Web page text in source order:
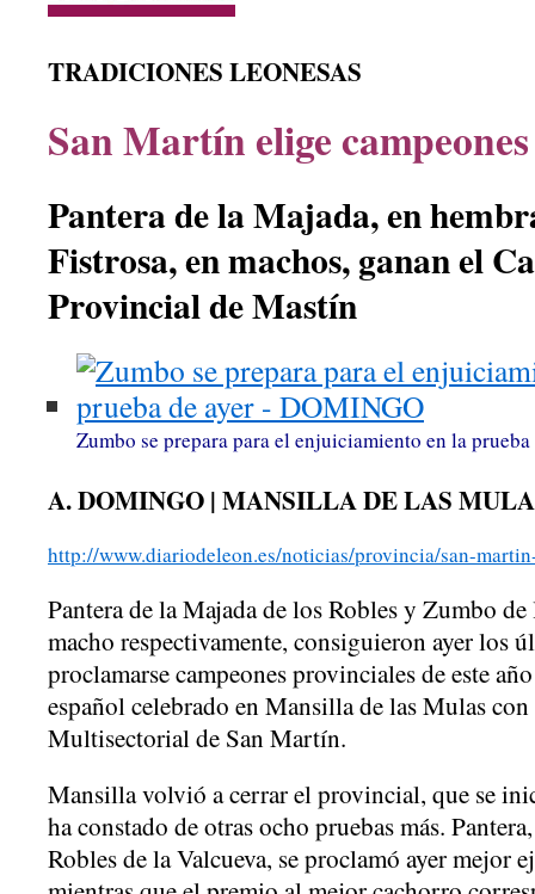
TRADICIONES LEONESAS
San Martín elige campeones
Pantera de la Majada, en
Fistrosa, en machos, ganan el
Provincial de Mastín
Zumbo se prepara para el enjuiciamiento en la
A. DOMINGO | MANSILLA DE LAS
http://www.diariodeleon.es/noticias/provincia/san-
Pantera de la Majada de los Robles y Zumbo
macho respectivamente, consiguieron ayer los
proclamarse campeones provinciales de este
español celebrado en Mansilla de las Mulas
Multisectorial de San Martín.
Mansilla volvió a cerrar el provincial, que se
ha constado de otras ocho pruebas más.
Robles de la Valcueva, se proclamó ayer mejor